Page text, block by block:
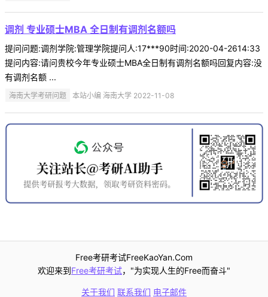
调剂 专业硕士MBA 全日制有调剂名额吗
提问问题:调剂学院:管理学院提问人:17***90时间:2020-04-2614:33
提问内容:请问贵校今年专业硕士MBA全日制有调剂名额吗回复内容:没
有调剂名额 ...
海南大学考研问题 本站小编 海南大学 2022-11-08
Free考研考试FreeKaoYan.Com
欢迎来到Free考研考试，"为实现人生的Free而奋斗"
关于我们 联系我们 电子邮件